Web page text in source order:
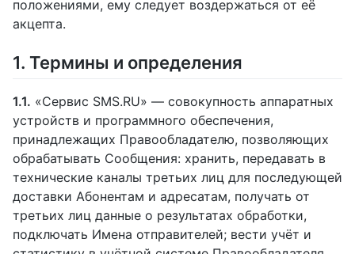
положениями, ему следует воздержаться от её
акцепта.
1. Термины и определения
1.1. «Сервис SMS.RU» — совокупность аппаратных
устройств и программного обеспечения,
принадлежащих Правообладателю, позволяющих
обрабатывать Сообщения: хранить, передавать в
технические каналы третьих лиц для последующей
доставки Абонентам и адресатам, получать от
третьих лиц данные о результатах обработки,
подключать Имена отправителей; вести учёт и